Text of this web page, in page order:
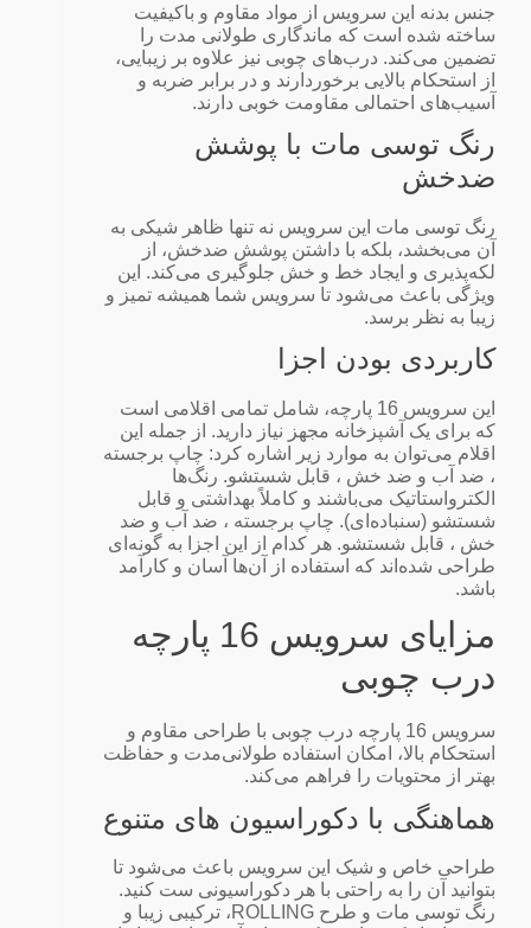
جنس بدنه این سرویس از مواد مقاوم و باکیفیت
ساخته شده است که ماندگاری طولانی مدت را
تضمین می‌کند. درب‌های چوبی نیز علاوه بر زیبایی،
از استحکام بالایی برخوردارند و در برابر ضربه و
آسیب‌های احتمالی مقاومت خوبی دارند.
رنگ توسی مات با پوشش
ضدخش
رنگ توسی مات این سرویس نه تنها ظاهر شیکی به
آن می‌بخشد، بلکه با داشتن پوشش ضدخش، از
لکه‌پذیری و ایجاد خط و خش جلوگیری می‌کند. این
ویژگی باعث می‌شود تا سرویس شما همیشه تمیز و
زیبا به نظر برسد.
کاربردی بودن اجزا
این سرویس 16 پارچه، شامل تمامی اقلامی است
که برای یک آشپزخانه مجهز نیاز دارید. از جمله این
اقلام می‌توان به موارد زیر اشاره کرد: چاپ برجسته
، ضد آب و ضد خش ، قابل شستشو. رنگ‌ها
الکترواستاتیک می‌باشند و کاملاً بهداشتی و قابل
شستشو (سنباده‌ای). چاپ برجسته ، ضد آب و ضد
خش ، قابل شستشو. هر کدام از این اجزا به گونه‌ای
طراحی شده‌اند که استفاده از آن‌ها آسان و کارآمد
باشد.
مزایای سرویس 16 پارچه
درب چوبی
سرویس 16 پارچه درب چوبی با طراحی مقاوم و
استحکام بالا، امکان استفاده طولانی‌مدت و حفاظت
بهتر از محتویات را فراهم می‌کند.
هماهنگی با دکوراسیون‌ های متنوع
طراحی خاص و شیک این سرویس باعث می‌شود تا
بتوانید آن را به راحتی با هر دکوراسیونی ست کنید.
رنگ توسی مات و طرح ROLLING، ترکیبی زیبا و